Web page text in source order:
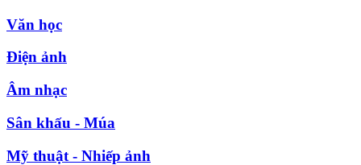
Văn học
Điện ảnh
Âm nhạc
Sân khấu - Múa
Mỹ thuật - Nhiếp ảnh